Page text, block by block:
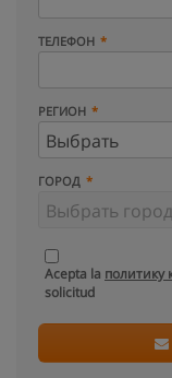
ТЕЛЕФОН
РЕГИОН
ГОРОД
Acepta la политику
solicitud